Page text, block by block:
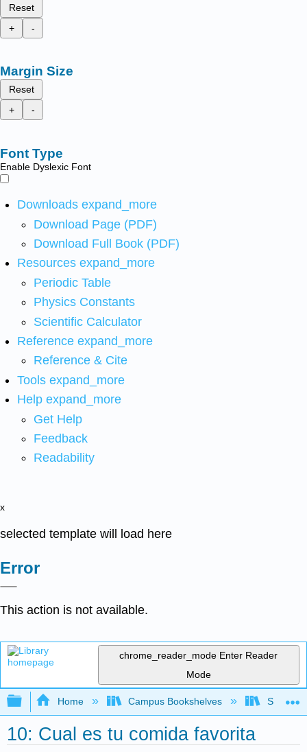
Reset
+
-
Margin Size
Reset
+
-
Font Type
Enable Dyslexic Font
Downloads expand_more
Download Page (PDF)
Download Full Book (PDF)
Resources expand_more
Periodic Table
Physics Constants
Scientific Calculator
Reference expand_more
Reference & Cite
Tools expand_more
Help expand_more
Get Help
Feedback
Readability
x
selected template will load here
Error
This action is not available.
chrome_reader_mode Enter Reader
Mode
Expand/collapse global hierarchy
Home Campus Bookshelves Skyline
10: Cual es tu comida favorita